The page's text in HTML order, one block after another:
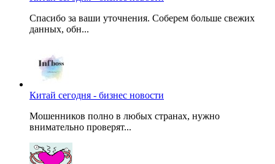
Спасибо за ваши уточнения. Соберем больше свежих
данных, обн...
Китай сегодня - бизнес новости
Мошенников полно в любых странах, нужно
внимательно проверят...